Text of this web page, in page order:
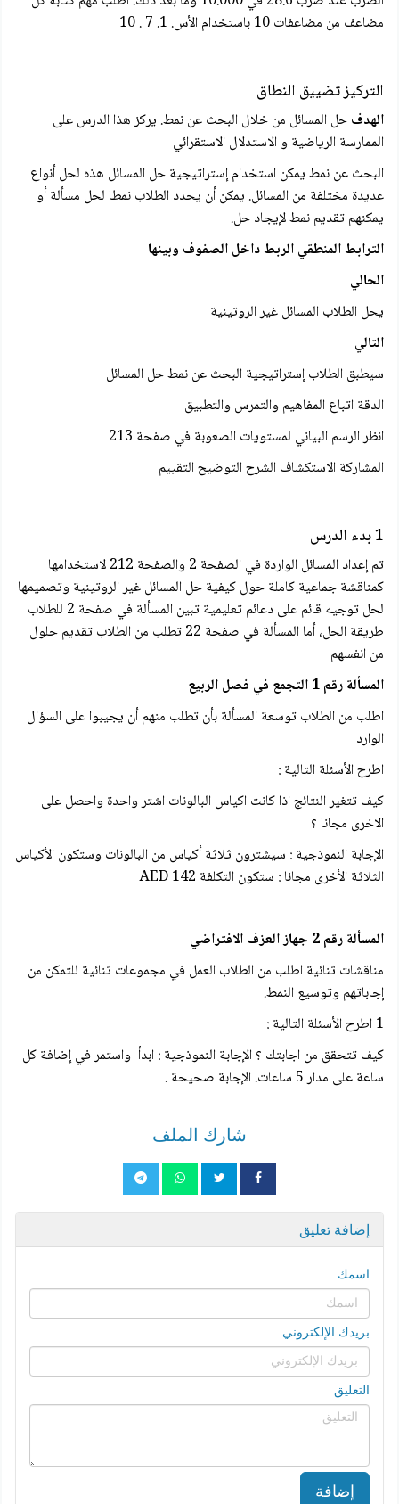
مضاعف من مضاعفات 10 باستخدام الأس. 1. 7 . 10
التركيز تضييق النطاق
الهدفحل المسائل من خلال البحث عن نمط. يركز هذا الدرس على
الممارسة الرياضية و الاستدلال الاستقرائي
البحث عن نمط يمكن استخدام إستراتيجية حل المسائل هذه لحل أنواع
عديدة مختلفة من المسائل. يمكن أن يحدد الطلاب نمطا لحل مسألة أو
يمكنهم تقديم نمط لإيجاد حل.
الترابط المنطقي الربط داخل الصفوف وبينها
الحالي
يحل الطلاب المسائل غير الروتينية
التالي
سيطبق الطلاب إستراتيجية البحث عن نمط حل المسائل
الدقة اتباع المفاهيم والتمرس والتطبيق
انظر الرسم البياني لمستويات الصعوبة في صفحة 213
المشاركة الاستكشاف الشرح التوضيح التقييم
1 بدء الدرس
تم إعداد المسائل الواردة في الصفحة 2 والصفحة 212 لاستخدامها
كمناقشة جماعية كاملة حول كيفية حل المسائل غير الروتينية وتصميمها
لحل توجيه قائم علی دعائم تعليمية تبين المسألة في صفحة 2 للطلاب
طريقة الحل، أما المسألة في صفحة 22 تطلب من الطلاب تقديم حلول
من انفسهم
المسألة رقم 1 التجمع في فصل الربيع
اطلب من الطلاب توسعة المسألة بأن تطلب منهم أن يجيبوا على السؤال
الوارد
اطرح الأسئلة التالية :
کيف تتغير النتائج اذا كانت اكياس البالونات اشتر واحدة واحصل على
الاخرى مجانا ؟
الإجابة النموذجية : سيشترون ثلاثة أكياس من البالونات وستكون الأكياس
الثلاثة الأخرى مجانا : ستكون التكلفة 142 AED
المسألة رقم 2 جهاز العزف الافتراضي
مناقشات ثنائية اطلب من الطلاب العمل في مجموعات ثنائية للتمكن من
إجاباتهم وتوسيع النمط.
1 اطرح الأسئلة التالية :
كيف تتحقق من اجابتك ؟ الإجابة النموذجية : ابدأ واستمر في إضافة كل
ساعة على مدار 5 ساعات. الإجابة صحيحة .
شارك الملف
إضافة تعليق
اسمك
بريدك الإلكتروني
التعليق
إضافة